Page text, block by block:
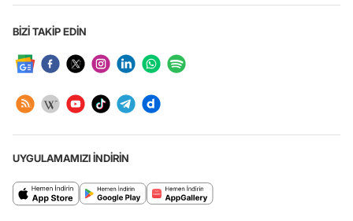
BİZİ TAKİP EDİN
UYGULAMAMIZI İNDİRİN